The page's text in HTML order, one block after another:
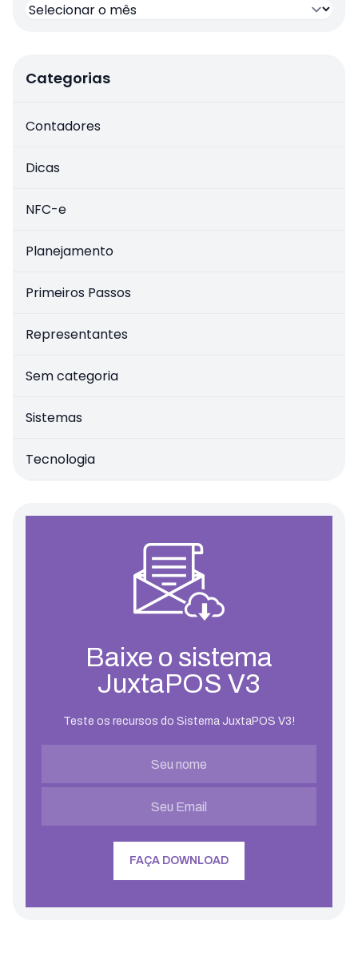
Categorias
Contadores
Dicas
NFC-e
Planejamento
Primeiros Passos
Representantes
Sem categoria
Sistemas
Tecnologia
Baixe o sistema
JuxtaPOS V3
Teste os recursos do Sistema JuxtaPOS V3!